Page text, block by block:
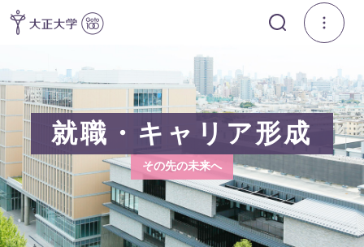
就職・キャリア形成
その先の未来へ